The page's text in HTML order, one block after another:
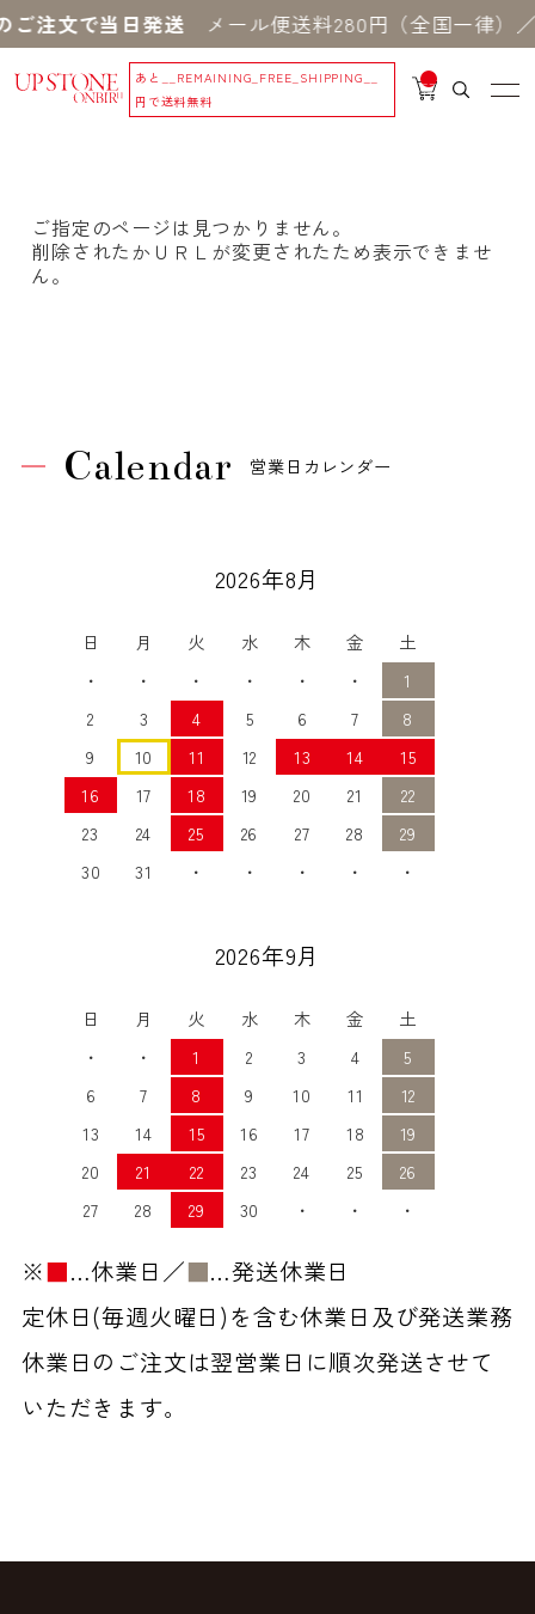
注文で当日発送メール便送料280円（全国一律）
あと
__REMAINING_FREE_SHIPPING__
円で送料無料
__
IT
ご指定のページは見つかりません。
削除されたかＵＲＬが変更されたため表示できませ
ん。
Calendar 営業日カレンダー
2026年8月
日 月 火 水 木 金
土
・
・ ・ ・ ・ ・
1
2
3 4 5 6 7
8
9
10 11 12 13 14
15
16
17 18 19 20 21
22
23
24 25 26 27 28
29
30
31 ・ ・ ・ ・ ・
2026年9月
日 月 火 水 木 金
土
・
・ 1 2 3 4
5
6
7 8 9 10 11
12
13
14 15 16 17 18
19
20
21 22 23 24 25
26
27
28 29 30 ・ ・ ・
※■…休業日／■…発送休業日
定休日(毎週火曜日)を含む休業日及び発送業務
休業日のご注文は翌営業日に順次発送させて
いただきます。